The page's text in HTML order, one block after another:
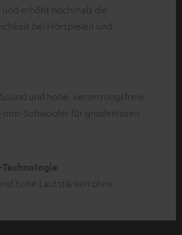
erhöht nochmals die
bei Hörspielen und
und hohe, verzerrungsfreie
mm-Subwoofer für gnadenlosen
Technologie
hohe Lautstärken ohne